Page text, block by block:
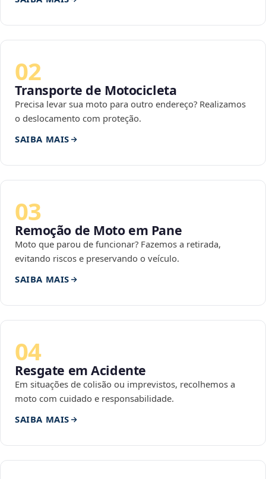
02
Transporte de Motocicleta
Precisa levar sua moto para outro endereço? Realizamos
o deslocamento com proteção.
SAIBA MAIS
03
Remoção de Moto em Pane
Moto que parou de funcionar? Fazemos a retirada,
evitando riscos e preservando o veículo.
SAIBA MAIS
04
Resgate em Acidente
Em situações de colisão ou imprevistos, recolhemos a
moto com cuidado e responsabilidade.
SAIBA MAIS